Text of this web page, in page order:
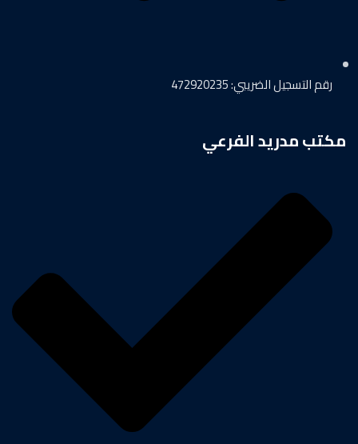
رقم التسجيل الضريبي: 472920235
مكتب مدريد الفرعي